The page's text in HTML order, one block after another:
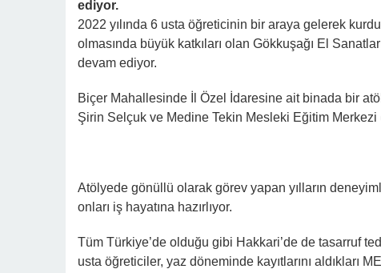
ediyor.
2022 yılında 6 usta öğreticinin bir araya gelerek
olmasında büyük katkıları olan Gökkuşağı El
devam ediyor.
Biçer Mahallesinde İl Özel İdaresine ait binada bir
Şirin Selçuk ve Medine Tekin Mesleki Eğitim
Atölyede gönüllü olarak görev yapan yılların
onları iş hayatına hazırlıyor.
Tüm Türkiye’de olduğu gibi Hakkari’de de tasarruf
usta öğreticiler, yaz döneminde kayıtlarını aldıkları